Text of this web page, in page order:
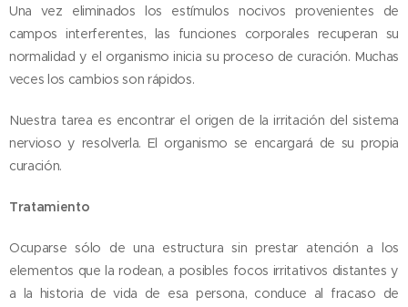
Una vez eliminados los estímulos nocivos provenientes de
campos interferentes, las funciones corporales recuperan su
normalidad y el organismo inicia su proceso de curación. Muchas
veces los cambios son rápidos.
Nuestra tarea es encontrar el origen de la irritación del sistema
nervioso y resolverla. El organismo se encargará de su propia
curación.
Tratamiento
Ocuparse sólo de una estructura sin prestar atención a los
elementos que la rodean, a posibles focos irritativos distantes y
a la historia de vida de esa persona, conduce al fracaso de